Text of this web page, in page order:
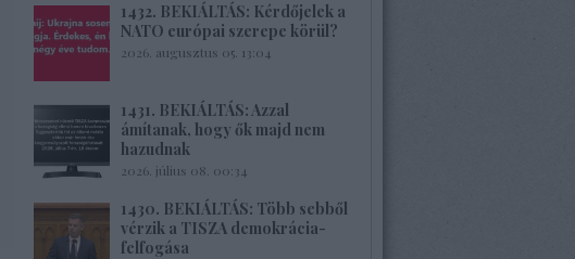
1432. BEKIÁLTÁS: Kérdőjelek a
NATO európai szerepe körül?
2026. augusztus 05. 13:04
1431. BEKIÁLTÁS: Azzal
ámítanak, hogy ők majd nem
hazudnak
2026. július 08. 00:34
1430. BEKIÁLTÁS: Több sebből
vérzik a TISZA demokrácia-
felfogása